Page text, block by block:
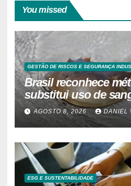
You missed
GESTÃO DE RISCOS E SEGURANÇA
Brasil reconhece
substitui uso de
caranguejo-ferradura
farmacêuticos
AGOSTO 8, 2026 DANIEL
ESG E SUSTENTABILIDADE